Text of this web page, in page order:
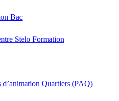
Bac
Stelo Formation
d’animation Quartiers (PAQ)